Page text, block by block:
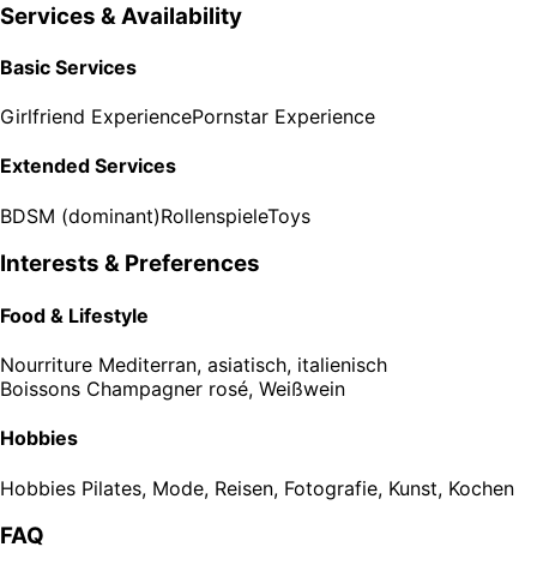
Services & Availability
Basic Services
Girlfriend ExperiencePornstar Experience
Extended Services
BDSM (dominant)RollenspieleToys
Interests & Preferences
Food & Lifestyle
Nourriture Mediterran, asiatisch, italienisch
Boissons Champagner rosé, Weißwein
Hobbies
Hobbies Pilates, Mode, Reisen, Fotografie, Kunst, Kochen
FAQ